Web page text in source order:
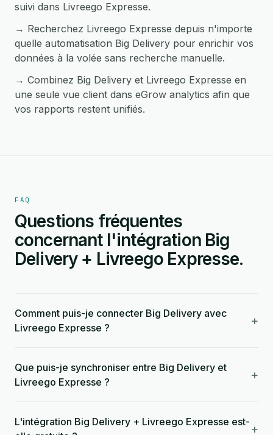
suivi dans Livreego Expresse.
→ Recherchez Livreego Expresse depuis n'importe
quelle automatisation Big Delivery pour enrichir vos
données à la volée sans recherche manuelle.
→ Combinez Big Delivery et Livreego Expresse en
une seule vue client dans eGrow analytics afin que
vos rapports restent unifiés.
FAQ
Questions fréquentes
concernant l'intégration Big
Delivery + Livreego Expresse.
Comment puis-je connecter Big Delivery avec
Livreego Expresse ?
+
Que puis-je synchroniser entre Big Delivery et
Livreego Expresse ?
+
L'intégration Big Delivery + Livreego Expresse est- +